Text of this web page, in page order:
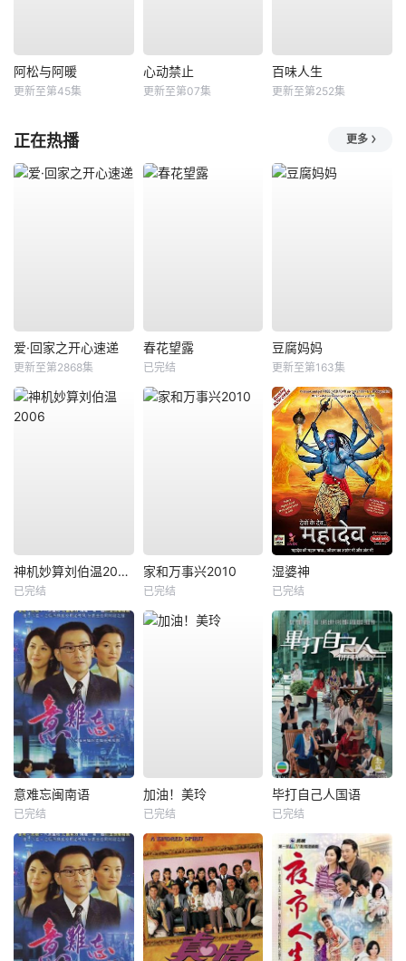
阿松与阿暖
更新至第45集
心动禁止
更新至第07集
百味人生
更新至第252集
正在热播 更多
爱·回家之开心速递
更新至第2868集
春花望露
已完结
豆腐妈妈
更新至第163集
神机妙算刘伯温2006
已完结
家和万事兴2010
已完结
湿婆神
已完结
意难忘闽南语
已完结
加油！美玲
已完结
毕打自己人国语
已完结